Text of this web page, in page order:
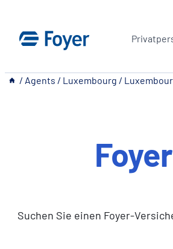
springen
__ / Agents / Luxembourg /
Suchen Sie einen Foyer-